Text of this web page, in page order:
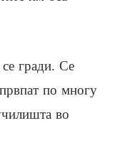
гради. Се
по многу
во